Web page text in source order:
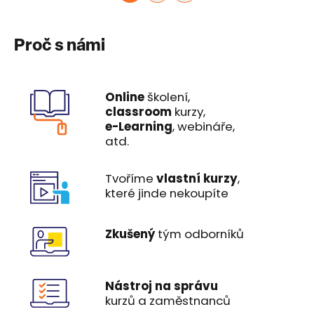
Proč s námi
Onlineškolení,
classroom kurzy,
e-Learning, webináře,
atd.
Tvoříme vlastní kurzy,
které jinde nekoupíte
Zkušenýtým odborníků
Nástroj na správu
kurzů a zaměstnanců